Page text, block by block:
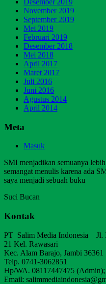
November 2019
September 2019
Mei 2019
Februari 2019
Desember 2018
Mei 2018
April 2017
Maret 2017
Juli 2016
Juni 2016
Agustus 2014
April 2014
Meta
Masuk
SMI menjadikan semuanya
semangat menulis karena ada
saya menjadi sebuah buku
Suci Bucan
Kontak
PT Salim Media Indonesia Jl.
21 Kel. Rawasari
Kec. Alam Barajo, Jambi 36361
Telp. 0741-3062851
Hp/WA. 08117447475
Email: